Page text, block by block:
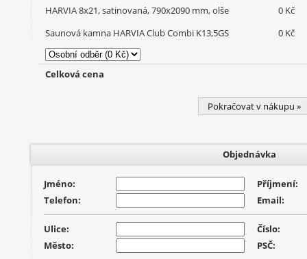
HARVIA 8x21, satinovaná, 790x2090 mm, olše
0 Kč
Saunová kamna HARVIA Club Combi K13,5GS
0 Kč
Celková cena
Pokračovat v nákupu »
Objednávka
Jméno:
Příjmení:
Telefon:
Email:
Ulice:
Číslo:
Město:
PSČ: